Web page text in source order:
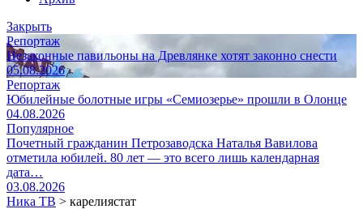
Закрыть
Репортаж
Незаконные павильоны на Древлянке хотят законно снести
05.08.2026
Репортаж
Юбилейные болотные игры «Семиозерье» прошли в Олонце
04.08.2026
Популярное
Почетный гражданин Петрозаводска Наталья Вавилова
отметила юбилей. 80 лет — это всего лишь календарная
дата…
03.08.2026
Ника ТВ > карелиястат